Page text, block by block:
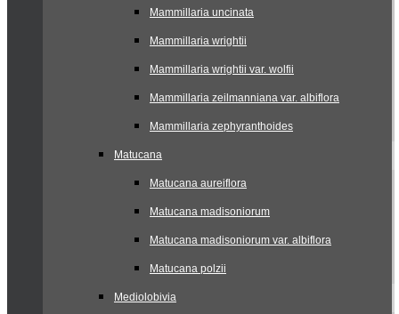
Mammillaria uncinata
Mammillaria wrightii
Mammillaria wrightii var. wolfii
Mammillaria zeilmanniana var. albiflora
Mammillaria zephyranthoides
Matucana
Matucana aureiflora
Matucana madisoniorum
Matucana madisoniorum var. albiflora
Matucana polzii
Mediolobivia